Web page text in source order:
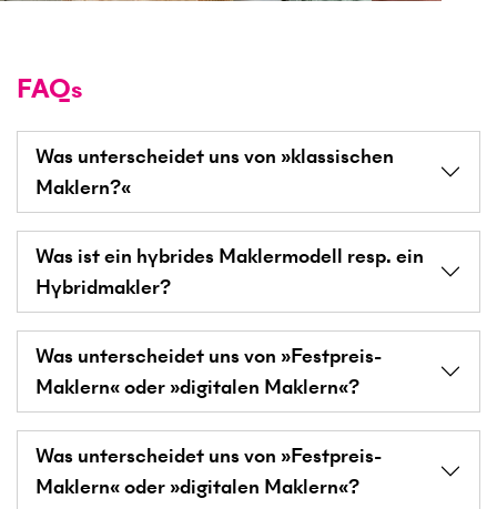
FAQs
Was unterscheidet uns von »klassischen
Maklern?«
Was ist ein hybrides Maklermodell resp. ein
Hybridmakler?
Was unterscheidet uns von »Festpreis-
Maklern« oder »digitalen Maklern«?
Was unterscheidet uns von »Festpreis-
Maklern« oder »digitalen Maklern«?